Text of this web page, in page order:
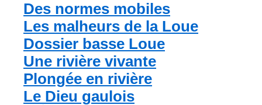
Des normes mobiles
Les malheurs de la Loue
Dossier basse Loue
Une rivière vivante
Plongée en rivière
Le Dieu gaulois